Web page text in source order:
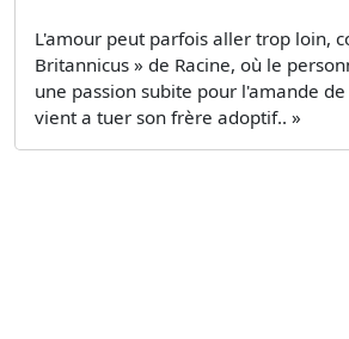
L'amour peut parfois aller trop loin,
Britannicus » de Racine, où le
une passion subite pour l'amande
vient a tuer son frère adoptif.. »